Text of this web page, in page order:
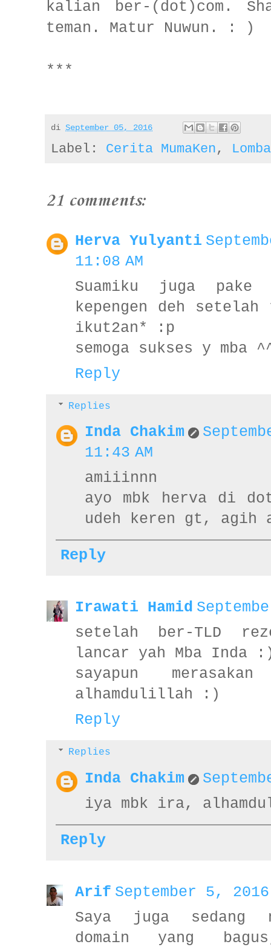
kalian ber-(dot)com.
teman. Matur Nuwun. : )
***
di September 05, 2016
Label: Cerita MumaKen, Lomba
21 comments:
Herva Yulyanti
11:08 AM
Suamiku juga
kepengen deh
ikut2an* :p
semoga sukses y mba
Reply
Replies
Inda Chakim
11:43 AM
amiiinnn
ayo mbk herva di
udeh keren gt, agih
Reply
Irawati Hamid
setelah ber-TLD
lancar yah Mba Inda
sayapun
alhamdulillah :)
Reply
Replies
Inda Chakim
iya mbk ira,
Reply
Arif September 5,
Saya juga sedang
domain yang